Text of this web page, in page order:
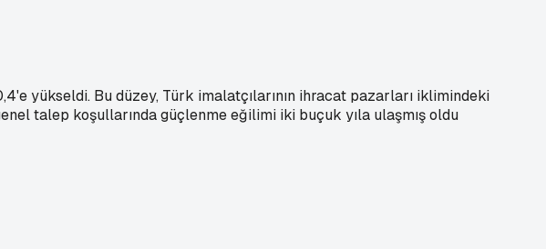
yükseldi. Bu düzey, Türk imalatçılarının ihracat pazarları iklimindeki
talep koşullarında güçlenme eğilimi iki buçuk yıla ulaşmış oldu